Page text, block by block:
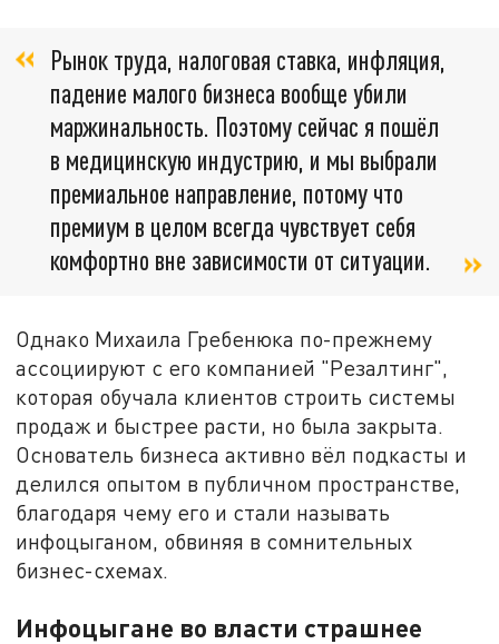
Рынок труда, налоговая ставка, инфляция,
падение малого бизнеса вообще убили
маржинальность. Поэтому сейчас я пошёл
в медицинскую индустрию, и мы выбрали
премиальное направление, потому что
премиум в целом всегда чувствует себя
комфортно вне зависимости от ситуации.
Однако Михаила Гребенюка по-прежнему
ассоциируют с его компанией "Резалтинг",
которая обучала клиентов строить системы
продаж и быстрее расти, но была закрыта.
Основатель бизнеса активно вёл подкасты и
делился опытом в публичном пространстве,
благодаря чему его и стали называть
инфоцыганом, обвиняя в сомнительных
бизнес-схемах.
Инфоцыгане во власти страшнее